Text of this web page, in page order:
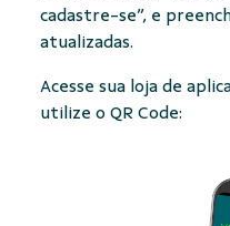
cadastre-se”, e
atualizadas.
Acesse sua loja de
utilize o QR Code: